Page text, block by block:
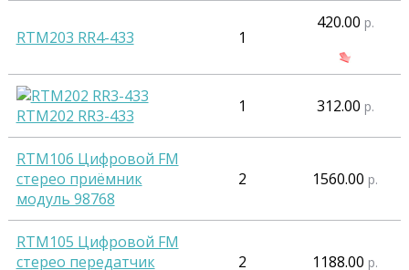
RTM203 RR4-433 1
420.00 р.
RTM202 RR3-433 1 312.00 р.
RTM106 Цифровой FM
стерео приёмник
модуль 98768
2 1560.00 р.
RTM105 Цифровой FM
стерео передатчик
2 1188.00 р.